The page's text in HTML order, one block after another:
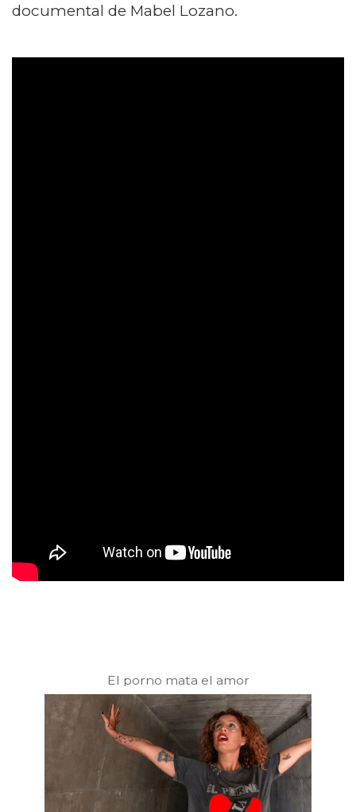
documental de Mabel Lozano.
El porno mata el amor